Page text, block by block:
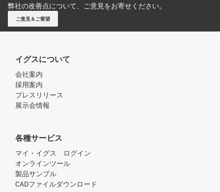
弊社の改善点について、ご意見をお寄せください。
ご意見＆ご要望
イグスについて
会社案内
採用案内
プレスリリース
展示会情報
各種サービス
マイ・イグス ログイン
オンラインツール
製品サンプル
CADファイルダウンロード